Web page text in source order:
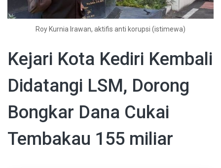
Roy Kurnia Irawan, aktifis anti korupsi (istimewa)
Kejari Kota Kediri Kembali
Didatangi LSM, Dorong
Bongkar Dana Cukai
Tembakau 155 miliar